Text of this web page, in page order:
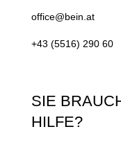
office@bein.at
+43 (5516) 290 60
SIE
HILFE?